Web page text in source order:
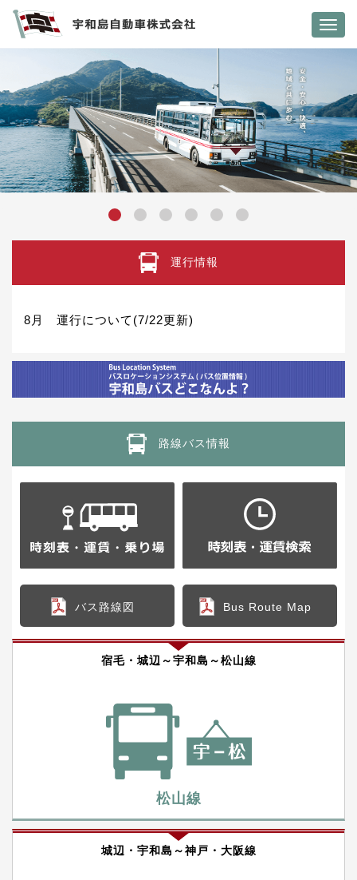
運行情報
8月 運行について(7/22更新)
路線バス情報
バス路線図 Bus Route Map
宿毛・城辺～宇和島～松山線
松山線
城辺・宇和島～神戸・大阪線